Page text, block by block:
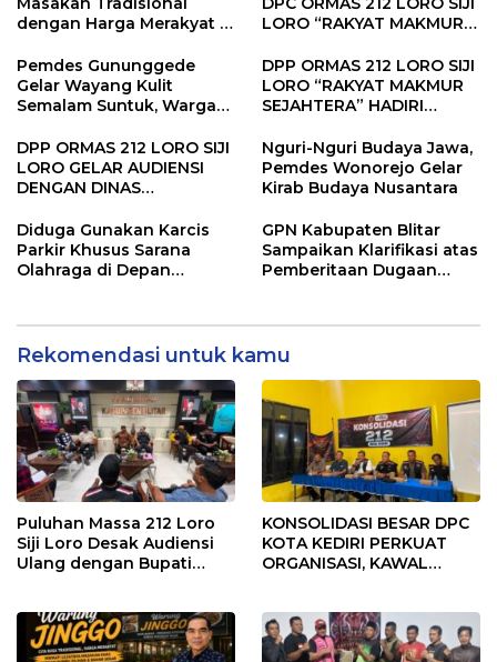
dengan Harga Merakyat di
LORO “RAKYAT MAKMUR
TRENGGALEK, PERKUAT
KOMITMEN PENGABDIAN
KEPADA MASYARAKAT
Pemdes Gununggede
Gelar Wayang Kulit
Semalam Suntuk, Warga
Bersih Desa
DPP ORMAS 212 LORO SIJI
LORO “RAKYAT MAKMUR
SEJAHTERA” HADIRI
TOKOH MASYARAKAT
KOTA KEDIRI, PERKUAT
KOMITMEN PENGAWALAN
DPP ORMAS 212 LORO SIJI
LORO GELAR AUDIENSI
DENGAN DINAS
TULUNGAGUNG, DORONG
PENINGKATAN
KESELAMATAN JALAN
Nguri-Nguri Budaya Jawa,
Pemdes Wonorejo Gelar
Kirab Budaya Nusantara
Diduga Gunakan Karcis
Parkir Khusus Sarana
Olahraga di Depan
Pemkab Banyuwangi
Bertindak Tegas
GPN Kabupaten Blitar
Sampaikan Klarifikasi atas
Pemberitaan Dugaan
Rekomendasi untuk kamu
Puluhan Massa 212 Loro
Siji Loro Desak Audiensi
Ulang dengan Bupati
Pasir
KONSOLIDASI BESAR DPC
KOTA KEDIRI PERKUAT
ORGANISASI, KAWAL
ASPIRASI MASYARAKAT